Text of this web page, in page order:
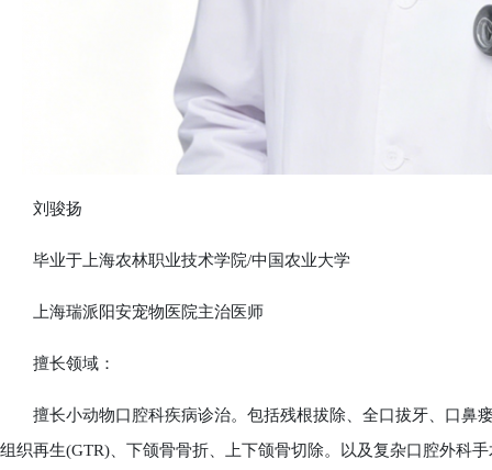
刘骏扬
毕业于上海农林职业技术学院/中国农业大学
上海瑞派阳安宠物医院主治医师
擅长领域：
擅长小动物口腔科疾病诊治。包括残根拔除、全口拔牙、口鼻
组织再生(GTR)、下颌骨骨折、上下颌骨切除。以及复杂口腔外科